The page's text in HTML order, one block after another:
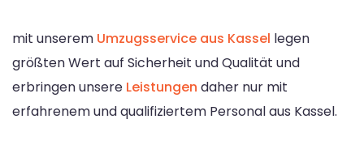
mit unserem Umzugsservice aus Kassel legen
größten Wert auf Sicherheit und Qualität und
erbringen unsere Leistungen daher nur mit
erfahrenem und qualifiziertem Personal aus Kassel.